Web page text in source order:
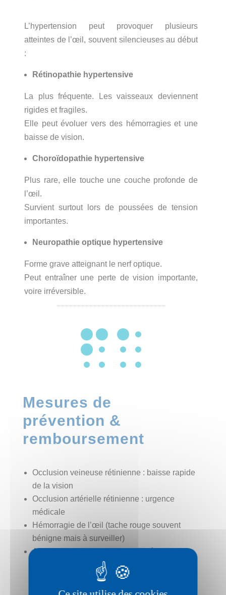
L’hypertension peut provoquer plusieurs
atteintes de l’œil, souvent silencieuses au début
:
Rétinopathie hypertensive
La plus fréquente. Les vaisseaux deviennent
rigides et fragiles.
Elle peut évoluer vers des hémorragies et une
baisse de vision.
Choroïdopathie hypertensive
Plus rare, elle touche une couche profonde de
l’œil.
Survient surtout lors de poussées de tension
importantes.
Neuropathie optique hypertensive
Forme grave atteignant le nerf optique.
Peut entraîner une perte de vision importante,
voire irréversible.

Mesures de
prévention &
remboursement
Occlusion veineuse rétinienne : baisse rapide
de la vision
Occlusion artérielle rétinienne : urgence
médicale
Hémorragie de l’œil (tache rouge souvent
bénigne mais à surveiller)
Anomalies vasculaires (macroanévrismes)